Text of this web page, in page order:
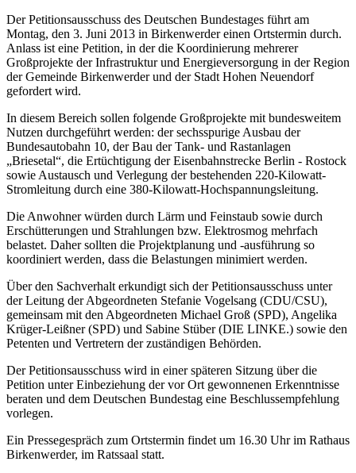
Der Petitionsausschuss des Deutschen Bundestages führt am
Montag, den 3. Juni 2013 in Birkenwerder einen Ortstermin durch.
Anlass ist eine Petition, in der die Koordinierung mehrerer
Großprojekte der Infrastruktur und Energieversorgung in der Region
der Gemeinde Birkenwerder und der Stadt Hohen Neuendorf
gefordert wird.
In diesem Bereich sollen folgende Großprojekte mit bundesweitem
Nutzen durchgeführt werden: der sechsspurige Ausbau der
Bundesautobahn 10, der Bau der Tank- und Rastanlagen
„Briesetal“, die Ertüchtigung der Eisenbahnstrecke Berlin - Rostock
sowie Austausch und Verlegung der bestehenden 220-Kilowatt-
Stromleitung durch eine 380-Kilowatt-Hochspannungsleitung.
Die Anwohner würden durch Lärm und Feinstaub sowie durch
Erschütterungen und Strahlungen bzw. Elektrosmog mehrfach
belastet. Daher sollten die Projektplanung und -ausführung so
koordiniert werden, dass die Belastungen minimiert werden.
Über den Sachverhalt erkundigt sich der Petitionsausschuss unter
der Leitung der Abgeordneten Stefanie Vogelsang (CDU/CSU),
gemeinsam mit den Abgeordneten Michael Groß (SPD), Angelika
Krüger-Leißner (SPD) und Sabine Stüber (DIE LINKE.) sowie den
Petenten und Vertretern der zuständigen Behörden.
Der Petitionsausschuss wird in einer späteren Sitzung über die
Petition unter Einbeziehung der vor Ort gewonnenen Erkenntnisse
beraten und dem Deutschen Bundestag eine Beschlussempfehlung
vorlegen.
Ein Pressegespräch zum Ortstermin findet um 16.30 Uhr im Rathaus
Birkenwerder, im Ratssaal statt.